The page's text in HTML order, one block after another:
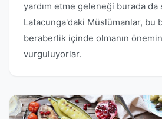
yardım etme geleneği burada
Latacunga'daki Müslümanlar, bu
beraberlik içinde olmanın
vurguluyorlar.